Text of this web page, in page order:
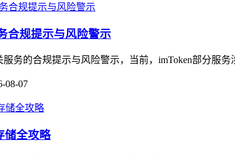
合规提示与风险警示
务的合规提示与风险警示，当前，imToken部分服
08-07
储全攻略